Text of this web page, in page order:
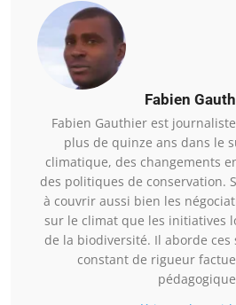
Fabien
Fabien Gauthier est
plus de quinze ans dans le
climatique, des changements
des politiques de conservation.
à couvrir aussi bien les
sur le climat que les initiatives
de la biodiversité. Il aborde ces
constant de rigueur